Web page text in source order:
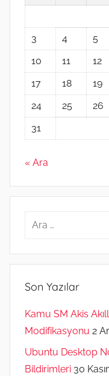
3
4 5
10
11 12
17
18 19
24
25 26
31
« Ara
Arama:
Son Yazılar
Kamu SM Akis
Modifikasyonu 2
Ubuntu Desktop
Bildirimleri 30